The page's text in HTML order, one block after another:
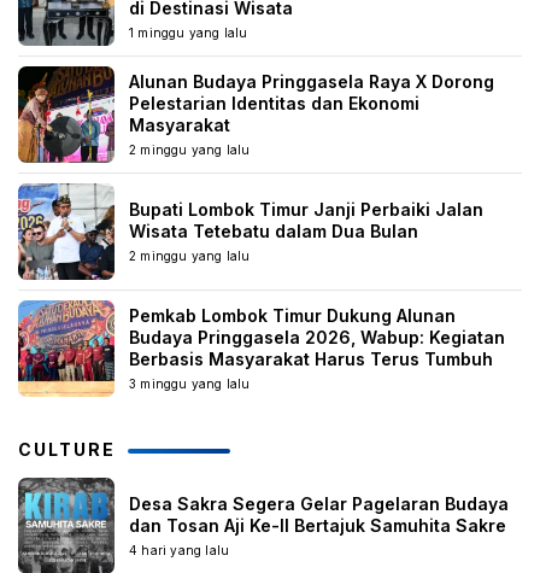
di Destinasi Wisata
1 minggu yang lalu
Alunan Budaya Pringgasela Raya X Dorong
Pelestarian Identitas dan Ekonomi
Masyarakat
2 minggu yang lalu
Bupati Lombok Timur Janji Perbaiki Jalan
Wisata Tetebatu dalam Dua Bulan
2 minggu yang lalu
Pemkab Lombok Timur Dukung Alunan
Budaya Pringgasela 2026, Wabup: Kegiatan
Berbasis Masyarakat Harus Terus Tumbuh
3 minggu yang lalu
CULTURE
Desa Sakra Segera Gelar Pagelaran Budaya
dan Tosan Aji Ke-II Bertajuk Samuhita Sakre
4 hari yang lalu